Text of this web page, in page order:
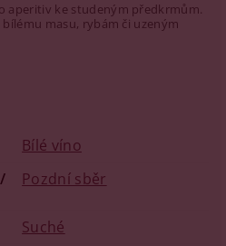
aperitiv ke studeným předkrmům.
masu, rybám či uzeným
Bílé víno
Pozdní sběr
Suché